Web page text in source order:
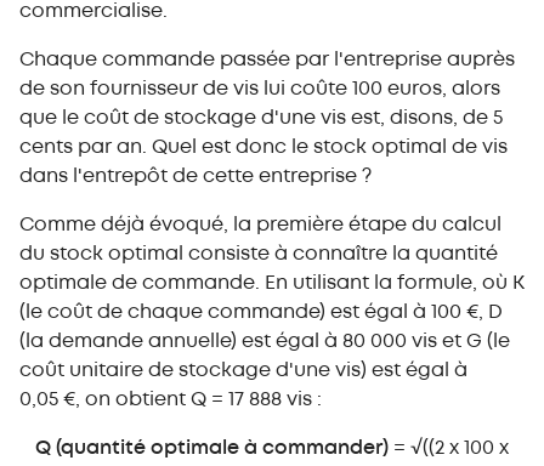
commercialise.
Chaque commande passée par l'entreprise auprès
de son fournisseur de vis lui coûte 100 euros, alors
que le coût de stockage d'une vis est, disons, de 5
cents par an. Quel est donc le stock optimal de vis
dans l'entrepôt de cette entreprise ?
Comme déjà évoqué, la première étape du calcul
du stock optimal consiste à connaître la quantité
optimale de commande. En utilisant la formule, où K
(le coût de chaque commande) est égal à 100 €, D
(la demande annuelle) est égal à 80 000 vis et G (le
coût unitaire de stockage d'une vis) est égal à
0,05 €, on obtient Q = 17 888 vis :
Q (quantité optimale à commander) = √((2 x 100 x